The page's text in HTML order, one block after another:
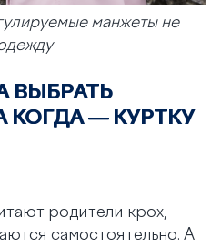
манжеты не
ВЫБРАТЬ
КОГДА — КУРТКУ
родители крох,
самостоятельно. А